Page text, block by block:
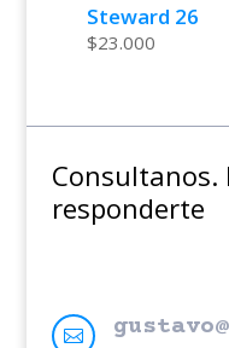
Steward 26
$23.000
Consultanos.
responderte
